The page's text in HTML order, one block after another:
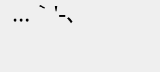
'-